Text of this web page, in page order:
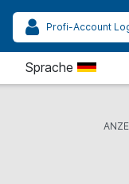
Profi-Account
Sprache